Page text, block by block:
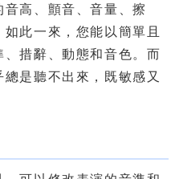
高、顫音、音量、擦
此一來，您能以簡單且
措辭、動態和音色。而
是聽不出來，既敏感又